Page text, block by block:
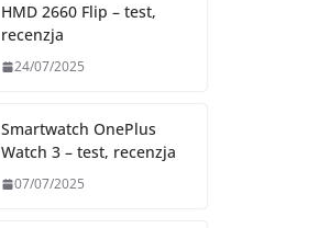
HMD 2660 Flip – test,
recenzja
24/07/2025
Smartwatch OnePlus
Watch 3 – test, recenzja
07/07/2025